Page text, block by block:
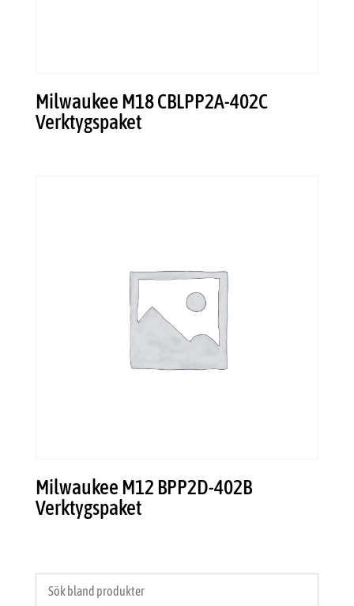
Milwaukee M18 CBLPP2A-402C
Verktygspaket
Milwaukee M12 BPP2D-402B
Verktygspaket